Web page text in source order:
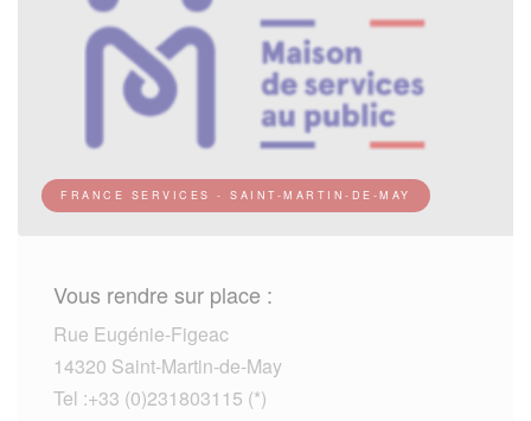
FRANCE SERVICES - SAINT-MARTIN-DE-MAY
Vous rendre sur place :
Rue Eugénie-Figeac
14320 Saint-Martin-de-May
Tel :+33 (0)231803115 (*)